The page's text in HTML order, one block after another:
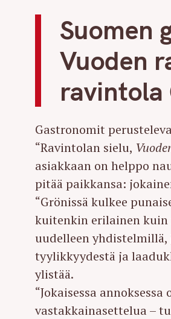
Suomen
Vuoden
ravintola
Gastronomit
“Ravintolan sielu,
asiakkaan on helppo
pitää paikkansa:
“Grönissä kulkee
kuitenkin erilainen
uudelleen
tyylikkyydestä ja
ylistää.
“Jokaisessa
vastakkainasettelua –